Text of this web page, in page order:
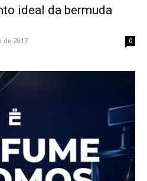
ideal da bermuda
de 2017 0